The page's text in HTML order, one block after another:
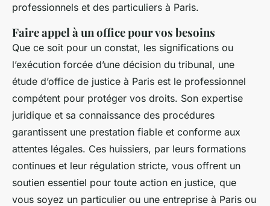
professionnels et des particuliers à Paris.
Faire appel à un office pour vos besoins
Que ce soit pour un constat, les significations ou
l’exécution forcée d’une décision du tribunal, une
étude d’office de justice à Paris est le professionnel
compétent pour protéger vos droits. Son expertise
juridique et sa connaissance des procédures
garantissent une prestation fiable et conforme aux
attentes légales. Ces huissiers, par leurs formations
continues et leur régulation stricte, vous offrent un
soutien essentiel pour toute action en justice, que
vous soyez un particulier ou une entreprise à Paris ou